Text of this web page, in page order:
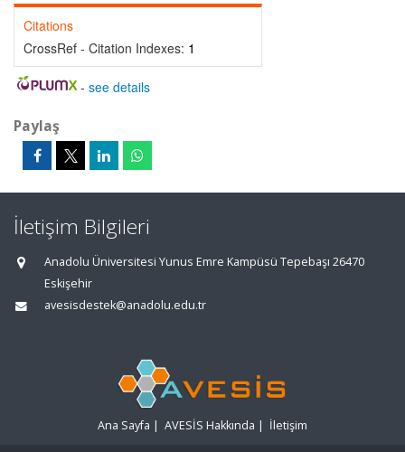
Citations
CrossRef - Citation Indexes: 1
- see details
Paylaş
İletişim Bilgileri
Anadolu Üniversitesi Yunus Emre Kampüsü Tepebaşı 26470
Eskişehir
avesisdestek@anadolu.edu.tr
Ana Sayfa | AVESİS Hakkında | İletişim